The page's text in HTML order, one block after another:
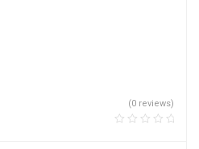
(0 reviews)